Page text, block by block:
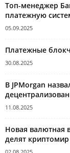
Топ-менеджер
платежную
05.09.2025
Платежные
30.08.2025
В JPMorgan
11.08.2025
Новая валютная
делят криптомир